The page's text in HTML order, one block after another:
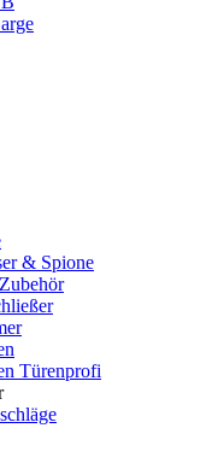
& Spione
Türenprofi